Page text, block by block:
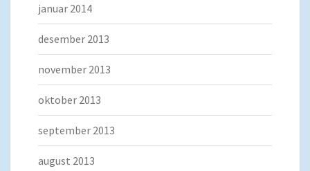
januar 2014
desember 2013
november 2013
oktober 2013
september 2013
august 2013